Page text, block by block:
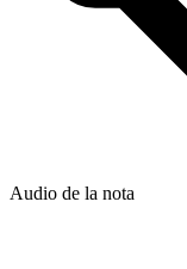
Audio de la nota